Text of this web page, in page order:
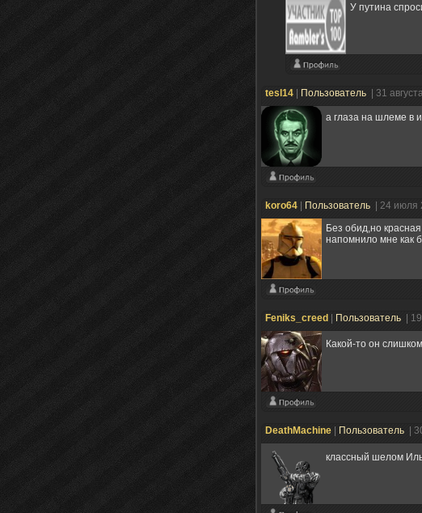
У путина
tesl14 Пользователь | 31
а глаза на шлеме в
koro64 Пользователь | 24 июля
Без обид,но
напомнило мне как
Feniks_creed Пользователь |
Какой-то он
DeathMachine Пользователь |
классный шелом